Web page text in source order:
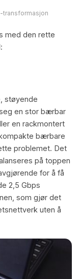
transformasjon
med den rette
støyende
en stor bærbar
en rackmontert
bærbare
problemet. Det
på toppen
for å få
2,5 Gbps
som gjør det
uten å